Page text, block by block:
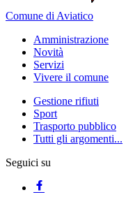
Comune di Aviatico
Amministrazione
Novità
Servizi
Vivere il comune
Gestione rifiuti
Sport
Trasporto pubblico
Tutti gli argomenti...
Seguici su